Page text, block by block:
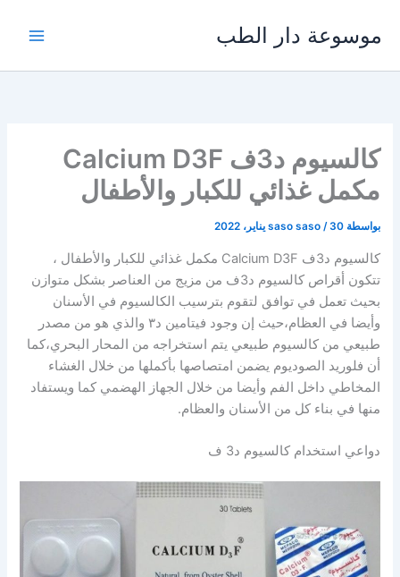
المحتوى
موسوعة دار الطب
كالسيوم د3ف Calcium D3F
مكمل غذائي للكبار والأطفال
بواسطة saso saso /30 يناير، 2022
كالسيوم د3ف Calcium D3F مكمل غذائي للكبار والأطفال ،
تتكون أقراص كالسيوم د3ف من مزيج من العناصر بشكل متوازن
بحيث تعمل في توافق لتقوم بترسيب الكالسيوم في الأسنان
وأيضا في العظام،حيث إن وجود فيتامين د۳ والذي هو من مصدر
طبيعي من كالسيوم طبيعي يتم استخراجه من المحار البحري،كما
أن فلوريد الصوديوم يضمن امتصاصها بأكملها من خلال الغشاء
المخاطي داخل الفم وأيضا من خلال الجهاز الهضمي كما ويستفاد
منها في بناء كل من الأسنان والعظام.
دواعي استخدام كالسيوم د3 ف